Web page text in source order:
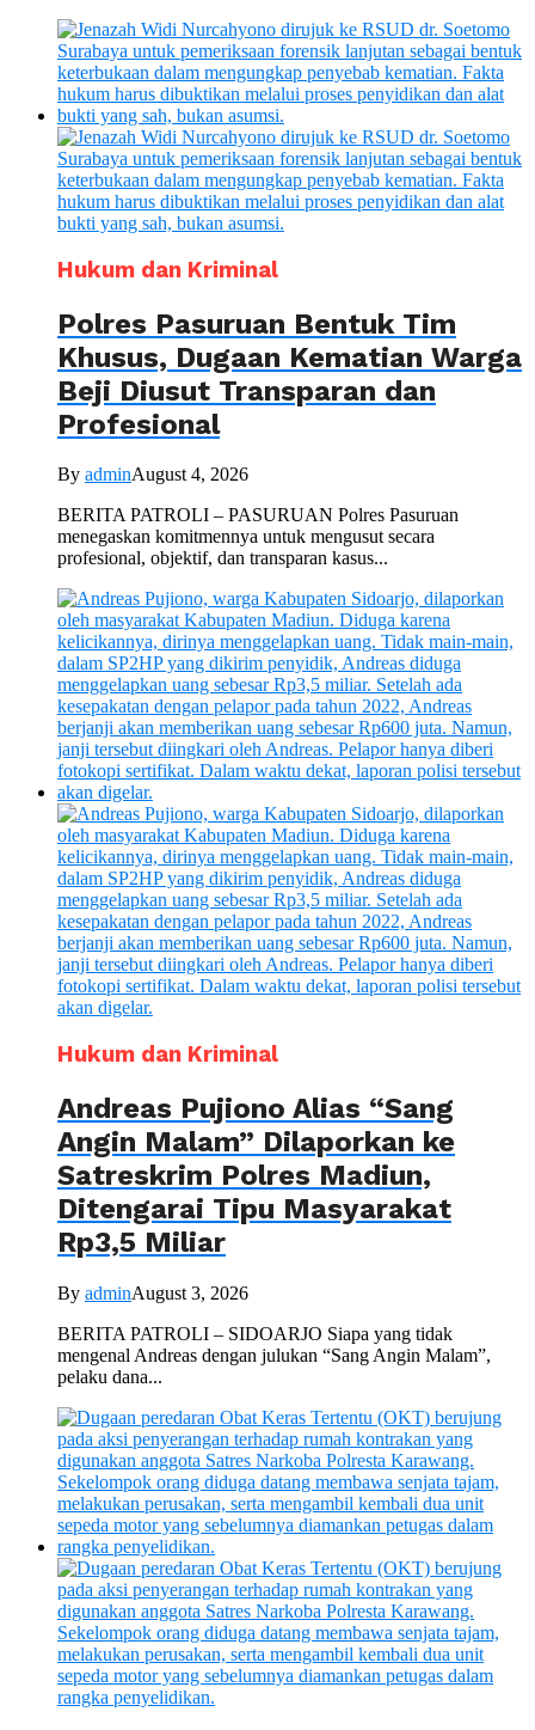
Hukum dan Kriminal
Polres Pasuruan Bentuk Tim
Khusus, Dugaan Kematian Warga
Beji Diusut Transparan dan
Profesional
By adminAugust 4, 2026
BERITA PATROLI – PASURUAN Polres Pasuruan
menegaskan komitmennya untuk mengusut secara
profesional, objektif, dan transparan kasus...
Hukum dan Kriminal
Andreas Pujiono Alias “Sang
Angin Malam” Dilaporkan ke
Satreskrim Polres Madiun,
Ditengarai Tipu Masyarakat
Rp3,5 Miliar
By adminAugust 3, 2026
BERITA PATROLI – SIDOARJO Siapa yang tidak
mengenal Andreas dengan julukan “Sang Angin Malam”,
pelaku dana...